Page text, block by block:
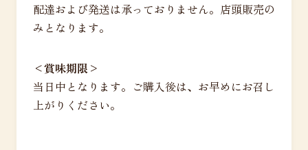
配達および発送は承っておりません。店頭販売の
みとなります。
<賞味期限>
当日中となります。ご購入後は、お早めにお召し
上がりください。